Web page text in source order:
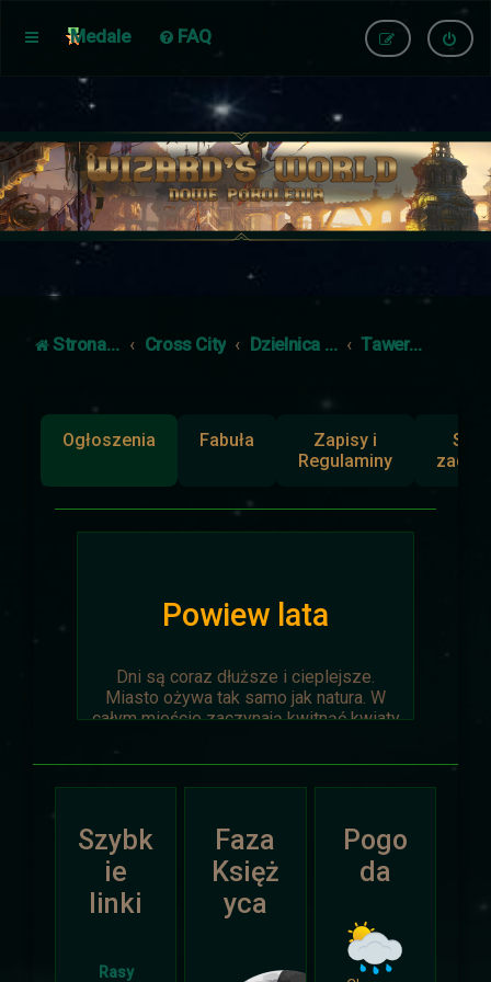
Medale FAQ
Strona główna Cross City Dzielnica Nieludzi Tawerna pod Kudłatym Kuflem
Ogłoszenia Fabuła
Zapisy i
Regulaminy
Powiew lata
Dni są coraz dłuższe i cieplejsze.
Miasto ożywa tak samo jak natura. W
całym mieście zaczynają kwitnąć kwiaty
niej udział niech napisze do
Dariusza.
Otrzyma mały upominek.
Atak Zimy i Święta
Szybk
ie
linki
Rasy
Faza
Księż
yca
Pogo
da